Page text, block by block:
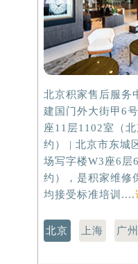
北京积家售后服务
建国门外大街甲6
座11层1102室（
约） | 北京市东城
场写字楼W3座6层
约），是积家维修
均接受标准培训....
北京 上海 广州